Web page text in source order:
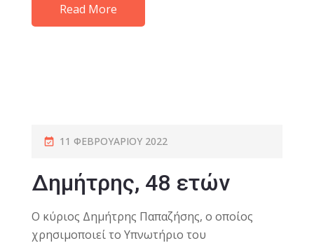
Read More
11 ΦΕΒΡΟΥΑΡΊΟΥ 2022
Δημήτρης, 48 ετών
Ο κύριος Δημήτρης Παπαζήσης, o oποίος
χρησιμοποιεί το Υπνωτήριο του